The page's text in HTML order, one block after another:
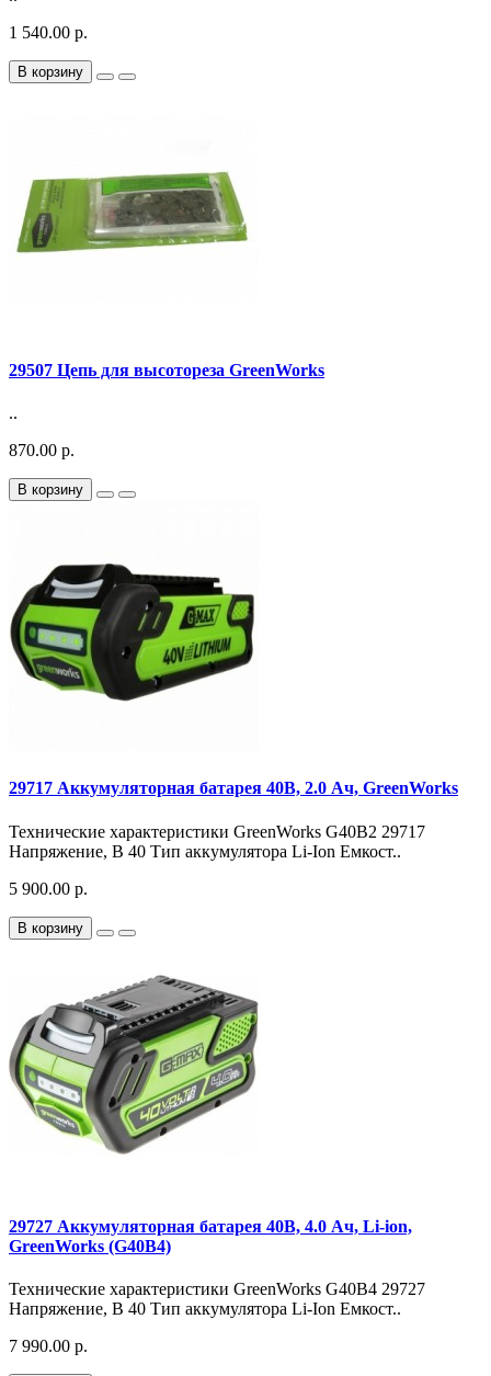
1 540.00 р.
В корзину
29507 Цепь для высотореза GreenWorks
..
870.00 р.
В корзину
29717 Аккумуляторная батарея 40В, 2.0 Ач, GreenWorks
Технические характеристики GreenWorks G40B2 29717
Напряжение, В 40 Тип аккумулятора Li-Ion Емкост..
5 900.00 р.
В корзину
29727 Аккумуляторная батарея 40В, 4.0 Ач, Li-ion,
GreenWorks (G40B4)
Технические характеристики GreenWorks G40B4 29727
Напряжение, В 40 Тип аккумулятора Li-Ion Емкост..
7 990.00 р.